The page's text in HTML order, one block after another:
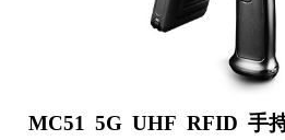
MC51 5G UHF RFID 手